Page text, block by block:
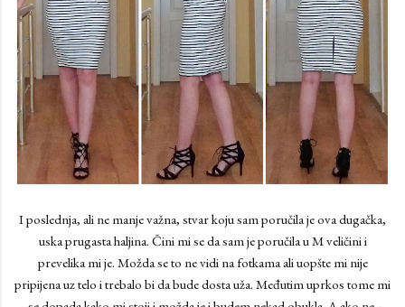
I poslednja, ali ne manje važna, stvar koju sam poručila je ova dugačka,
uska prugasta haljina. Čini mi se da sam je poručila u M veličini i
prevelika mi je. Možda se to ne vidi na fotkama ali uopšte mi nije
pripijena uz telo i trebalo bi da bude dosta uža. Međutim uprkos tome mi